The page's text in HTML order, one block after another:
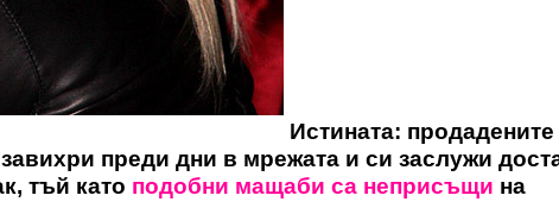
Истината: продадените
преди дни в мрежата и си заслужи
тъй като подобни мащаби са неприсъщи на